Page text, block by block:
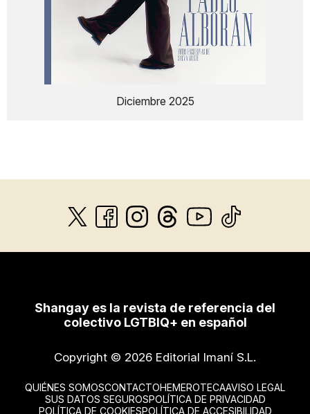
Diciembre 2025
Shangay es la revista de referencia del
colectivo LGTBIQ+ en español
Copyright © 2026 Editorial Imaní S.L.
QUIÉNES SOMOSCONTACTOHEMEROTECAAVISO LEGAL
SUS DATOS SEGUROSPOLÍTICA DE PRIVACIDAD
POLÍTICA DE COOKIESPOLÍTICA DE ACCESIBILIDAD